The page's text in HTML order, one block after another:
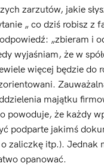
zarzutów, jakie
„ co dziś robisz z
„zbieram i
wyjaśniam, że w
więcej będzie do
majątku
powoduje, że każdy
podparte jakimś
zaliczkę itp.). Jednak
opanować.